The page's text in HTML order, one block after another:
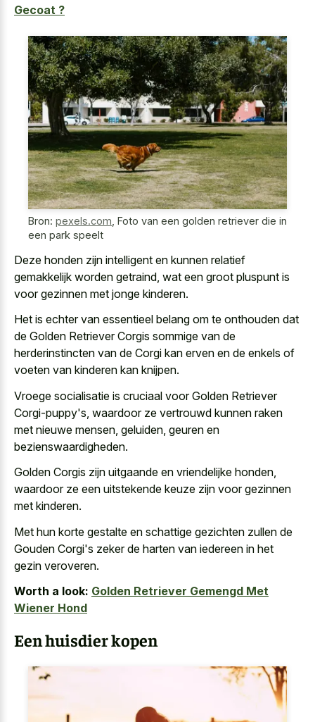
Gecoat ?
Bron: pexels.com Foto van een golden retriever die in
een park speelt
Deze honden zijn intelligent en kunnen relatief
gemakkelijk worden getraind, wat een groot pluspunt is
voor gezinnen met jonge kinderen.
Het is echter van essentieel belang om te onthouden dat
de Golden Retriever Corgis sommige van de
herderinstincten van de Corgi kan erven en de enkels of
voeten van kinderen kan knijpen.
Vroege socialisatie is cruciaal voor Golden Retriever
Corgi-puppy's, waardoor ze vertrouwd kunnen raken
met nieuwe mensen, geluiden, geuren en
bezienswaardigheden.
Golden Corgis zijn uitgaande en vriendelijke honden,
waardoor ze een uitstekende keuze zijn voor gezinnen
met kinderen.
Met hun korte gestalte en schattige gezichten zullen de
Gouden Corgi's zeker de harten van iedereen in het
gezin veroveren.
Worth a look: Golden Retriever Gemengd Met
Wiener Hond
Een huisdier kopen